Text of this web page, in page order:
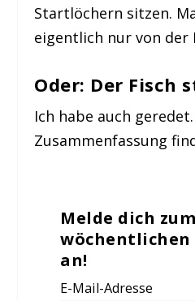
Startlöchern sitzen.
eigentlich nur von der
Oder: Der Fisch
Ich habe auch
Zusammenfassung
Melde dich zum
an!
E-Mail-Adresse